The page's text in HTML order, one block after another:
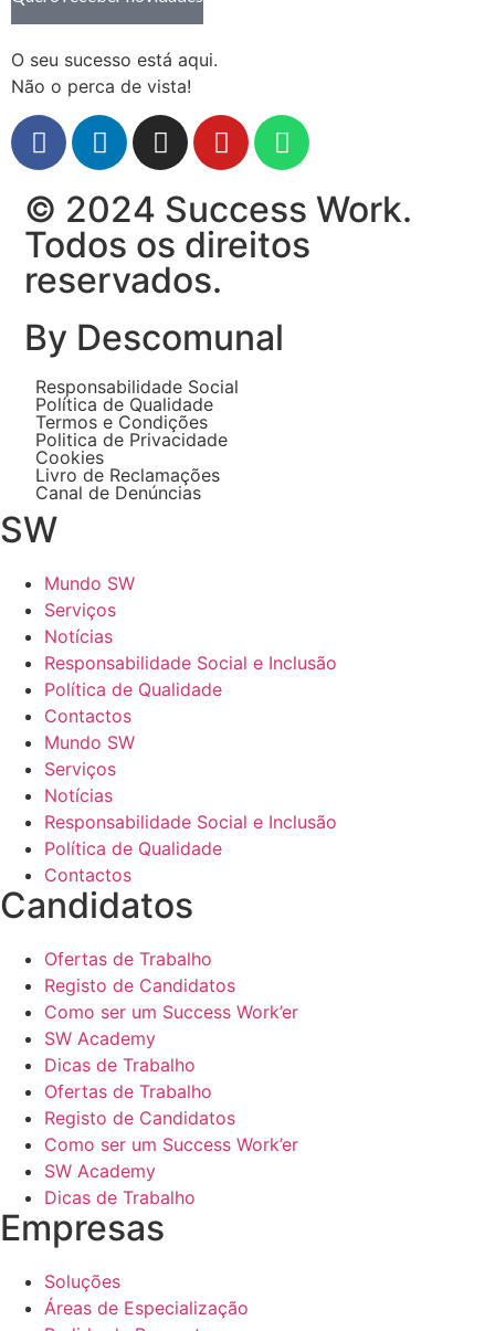
O seu sucesso está aqui.
Não o perca de vista!
© 2024 Success Work.
Todos os direitos
reservados.
By Descomunal
Responsabilidade Social
Política de Qualidade
Termos e Condições
Politica de Privacidade
Cookies
Livro de Reclamações
Canal de Denúncias
SW
Mundo SW
Serviços
Notícias
Responsabilidade Social e Inclusão
Política de Qualidade
Contactos
Mundo SW
Serviços
Notícias
Responsabilidade Social e Inclusão
Política de Qualidade
Contactos
Candidatos
Ofertas de Trabalho
Registo de Candidatos
Como ser um Success Work’er
SW Academy
Dicas de Trabalho
Ofertas de Trabalho
Registo de Candidatos
Como ser um Success Work’er
SW Academy
Dicas de Trabalho
Empresas
Soluções
Áreas de Especialização